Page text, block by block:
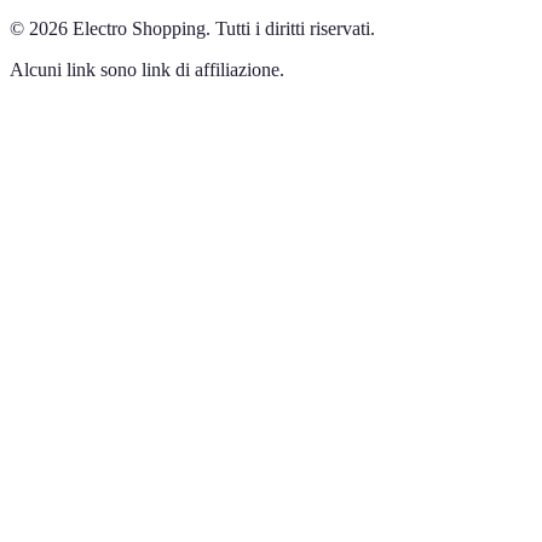
© 2026 Electro Shopping. Tutti i diritti riservati.
Alcuni link sono link di affiliazione.